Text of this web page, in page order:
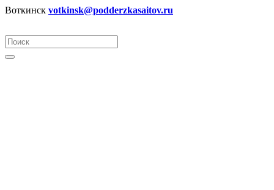
Воткинск votkinsk@podderzkasaitov.ru